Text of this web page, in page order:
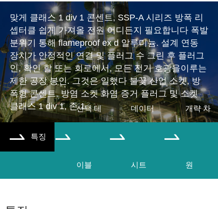
맞게 클래스 1 div 1 콘센트, SSP-A 시리즈 방폭 리
셉터클 쉽게 가져올 전원 어디든지 필요합니다 폭발
분위기 통해 flameproof ex d 알루미늄. 설계 연동
장치가 안정적인 연결 및 플러그 수 그린 후 플러그
인, 확인 할 또는 회로에서, 모든 전기 호광을이루는
제한 공장 봉인. 그것은 일했다 불꽃 산업 소켓, 방
폭형 콘센트, 방염 소켓 화염 증거 플러그 및 소켓
클래스 1 div 1, 존 1.
 특징 
선택 테
이블

데이터
시트

개략 차
원